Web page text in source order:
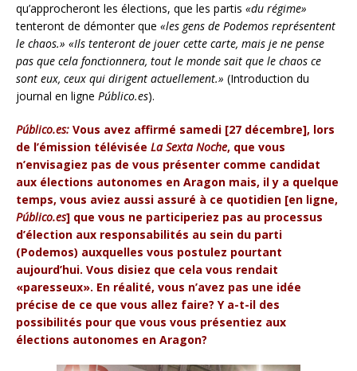
qu’approcheront les élections, que les partis «du régime»
tenteront de démonter que «les gens de Podemos représentent
le chaos.» «Ils tenteront de jouer cette carte, mais je ne pense
pas que cela fonctionnera, tout le monde sait que le chaos ce
sont eux, ceux qui dirigent actuellement.» (Introduction du
journal en ligne Público.es).
Público.es: Vous avez affirmé samedi [27 décembre], lors
de l’émission télévisée La Sexta Noche, que vous
n’envisagiez pas de vous présenter comme candidat
aux élections autonomes en Aragon mais, il y a quelque
temps, vous aviez aussi assuré à ce quotidien [en ligne,
Público.es] que vous ne participeriez pas au processus
d’élection aux responsabilités au sein du parti
(Podemos) auxquelles vous postulez pourtant
aujourd’hui. Vous disiez que cela vous rendait
«paresseux». En réalité, vous n’avez pas une idée
précise de ce que vous allez faire? Y a-t-il des
possibilités pour que vous vous présentiez aux
élections autonomes en Aragon?